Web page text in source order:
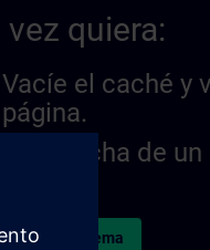
vez quiera:
Vacíe el caché y
página.
¿Sospecha de
el problema